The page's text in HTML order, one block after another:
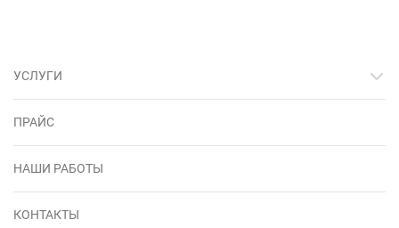
УСЛУГИ
ПРАЙС
НАШИ РАБОТЫ
КОНТАКТЫ